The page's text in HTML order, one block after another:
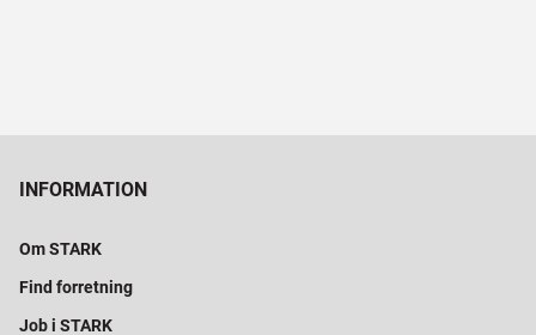
INFORMATION
Om STARK
Find forretning
Job i STARK